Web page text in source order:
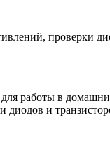
проверки
работы в
диодов и